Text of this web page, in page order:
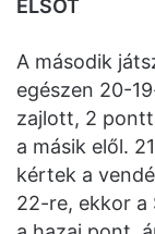
ELSŐT
A második
egészen 20-
zajlott, 2
a másik elől.
kértek a
22-re, ekkor